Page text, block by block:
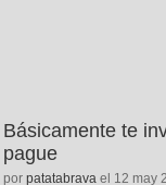
Básicamente te
pague
por patatabrava el 12 may